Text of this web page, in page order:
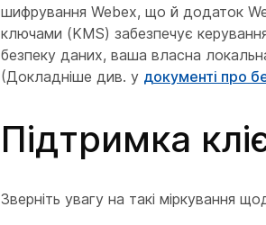
шифрування Webex, що й додаток
ключами (KMS) забезпечує
безпеку даних, ваша власна
(Докладніше див. у документі про
Підтримка
Зверніть увагу на такі міркування